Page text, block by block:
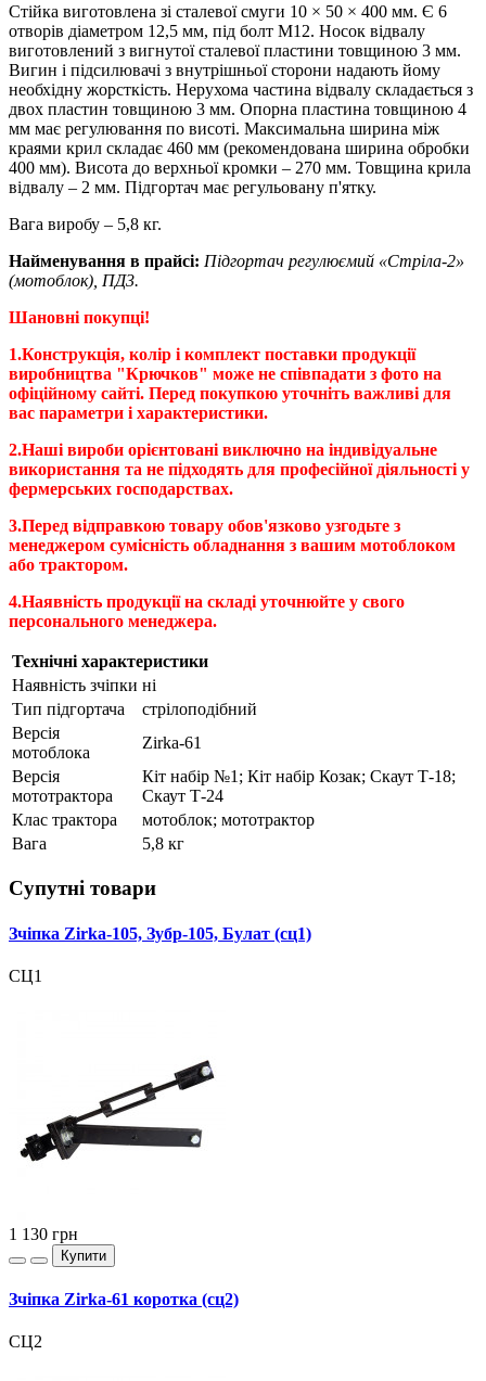
Стійка виготовлена ​​зі сталевої смуги 10 × 50 × 400 мм. Є 6
отворів діаметром 12,5 мм, під болт М12. Носок відвалу
виготовлений з вигнутої сталевої пластини товщиною 3 мм.
Вигин і підсилювачі з внутрішньої сторони надають йому
необхідну жорсткість. Нерухома частина відвалу складається з
двох пластин товщиною 3 мм. Опорна пластина товщиною 4
мм має регулювання по висоті. Максимальна ширина між
краями крил складає 460 мм (рекомендована ширина обробки
400 мм). Висота до верхньої кромки – 270 мм. Товщина крила
відвалу – 2 мм. Підгортач має регульовану п'ятку.
Вага виробу – 5,8 кг.
Найменування в прайсі: Підгортач регулюємий «Стріла-2»
(мотоблок), ПД3.
Шановні покупці!
1.Конструкція, колір і комплект поставки продукції
виробництва "Крючков" може не співпадати з фото на
офіційному сайті. Перед покупкою уточніть важливі для
вас параметри і характеристики.
2.Наші вироби орієнтовані виключно на індивідуальне
використання та не підходять для професійної діяльності у
фермерських господарствах.
3.Перед відправкою товару обов'язково узгодьте з
менеджером сумісність обладнання з вашим мотоблоком
або трактором.
4.Наявність продукції на складі уточнюйте у свого
персонального менеджера.
Технічні характеристики
Наявність зчіпки ні
Тип підгортача
стрілоподібний
Версія
мотоблока
Zirka-61
Версія
мототрактора
Кіт набір №1; Кіт набір Козак; Скаут Т-18;
Скаут Т-24
Клас трактора
мотоблок; мототрактор
Вага
5,8 кг
Супутні товари
Зчіпка Zirka-105, Зубр-105, Булат (сц1)
СЦ1
1 130 грн
Купити
Зчіпка Zirka-61 коротка (сц2)
СЦ2